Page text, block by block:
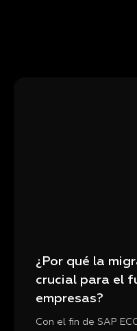
¿Por qué la
crucial para el
empresas?
Con el fin de SAP